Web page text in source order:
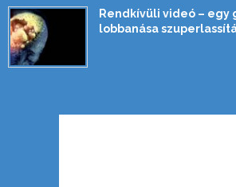
Rendkívüli videó – egy
lobbanása